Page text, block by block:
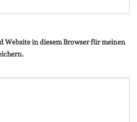
Website in diesem Browser für meinen